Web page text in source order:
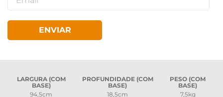
ENVIAR
LARGURA (COM
BASE)
94,5cm
PROFUNDIDADE (COM
BASE)
18,5cm
PESO (COM
BASE)
7,5kg